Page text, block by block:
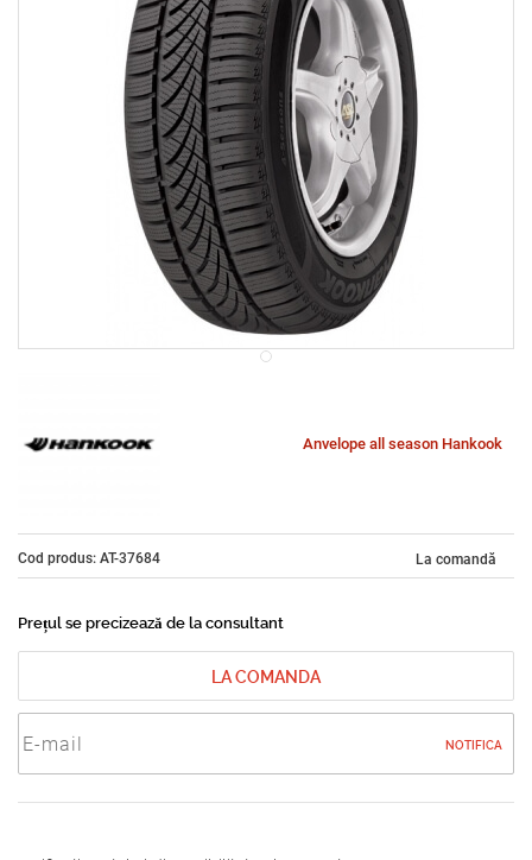
Anvelope all season Hankook
Cod produs: AT-37684 La comandă
Prețul se precizează de la consultant
LA COMANDA
NOTIFICA